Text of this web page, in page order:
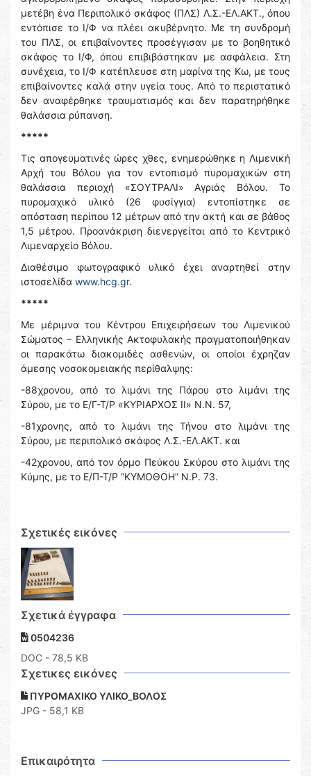
μετέβη ένα Περιπολικό σκάφος (ΠΛΣ) Λ.Σ.-ΕΛ.ΑΚΤ., όπου
εντόπισε το Ι/Φ να πλέει ακυβέρνητο. Με τη συνδρομή
του ΠΛΣ, οι επιβαίνοντες προσέγγισαν με το βοηθητικό
σκάφος το Ι/Φ, όπου επιβιβάστηκαν με ασφάλεια. Στη
συνέχεια, το Ι/Φ κατέπλευσε στη μαρίνα της Κω, με τους
επιβαίνοντες καλά στην υγεία τους. Από το περιστατικό
δεν αναφέρθηκε τραυματισμός και δεν παρατηρήθηκε
θαλάσσια ρύπανση.
*****
Τις απογευματινές ώρες χθες, ενημερώθηκε η Λιμενική
Αρχή του Βόλου για τον εντοπισμό πυρομαχικών στη
θαλάσσια περιοχή «ΣΟΥΤΡΑΛΙ» Αγριάς Βόλου. Το
πυρομαχικό υλικό (26 φυσίγγια) εντοπίστηκε σε
απόσταση περίπου 12 μέτρων από την ακτή και σε βάθος
1,5 μέτρου. Προανάκριση διενεργείται από το Κεντρικό
Λιμεναρχείο Βόλου.
Διαθέσιμο φωτογραφικό υλικό έχει αναρτηθεί στην
ιστοσελίδα www.hcg.gr.
*****
Με μέριμνα του Κέντρου Επιχειρήσεων του Λιμενικού
Σώματος – Ελληνικής Ακτοφυλακής πραγματοποιήθηκαν
οι παρακάτω διακομιδές ασθενών, οι οποίοι έχρηζαν
άμεσης νοσοκομειακής περίθαλψης:
-88χρονου, από το λιμάνι της Πάρου στο λιμάνι της
Σύρου, με το Ε/Γ-Τ/Ρ «ΚΥΡΙΑΡΧΟΣ ΙΙ» Ν.Ν. 57,
-81χρονης, από το λιμάνι της Τήνου στο λιμάνι της
Σύρου, με περιπολικό σκάφος Λ.Σ.-ΕΛ.ΑΚΤ. και
-42χρονου, από τον όρμο Πεύκου Σκύρου στο λιμάνι της
Κύμης, με το Ε/Π-Τ/Ρ “ΚΥΜΟΘΟΗ” Ν.Ρ. 73.
Σχετικές εικόνες
Σχετικά έγγραφα
0504236
DOC - 78,5 KB
Σχετικες εικόνες
ΠΥΡΟΜΑΧΙΚΟ ΥΛΙΚΟ_ΒΟΛΟΣ
JPG - 58,1 KB
Επικαιρότητα